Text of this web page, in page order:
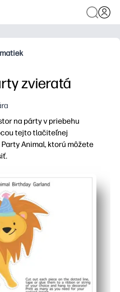
zvieratá
na párty v priebehu
tejto tlačiteľnej
Animal, ktorú môžete
výlety do obchodu -
- usporiadajte bannery tak, aby
deti a jasné farby zvyšujú
súbor - vytlačte doplnky,